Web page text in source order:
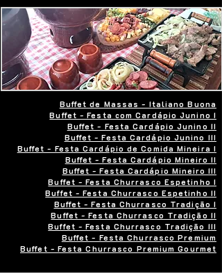
Buffet de Massas - Italiano Buona
Buffet - Festa com Cardápio Junino I
Buffet - Festa Cardápio Junino II
Buffet - Festa Cardápio Junino III
Buffet - Festa Cardápio de Comida Mineira I
Buffet - Festa Cardápio Mineiro II
Buffet - Festa Cardápio Mineiro III
Buffet - Festa Churrasco Espetinho I
Buffet - Festa Churrasco Espetinho II
Buffet - Festa Churrasco Tradição I
Buffet - Festa Churrasco Tradição II
Buffet - Festa Churrasco Tradição III
Buffet - Festa Churrasco Premium
Buffet - Festa Churrasco Premium Gourmet